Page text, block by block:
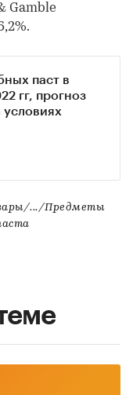
Gamble
паст в
гг, прогноз
условиях
.../Предметы